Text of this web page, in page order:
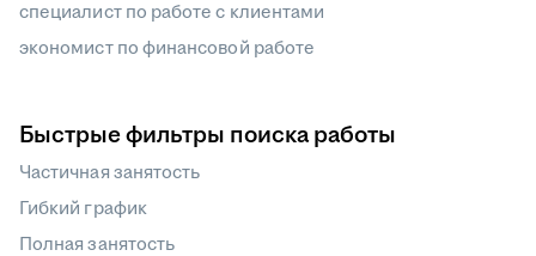
специалист по работе с клиентами
экономист по финансовой работе
Быстрые фильтры поиска работы
Частичная занятость
Гибкий график
Полная занятость